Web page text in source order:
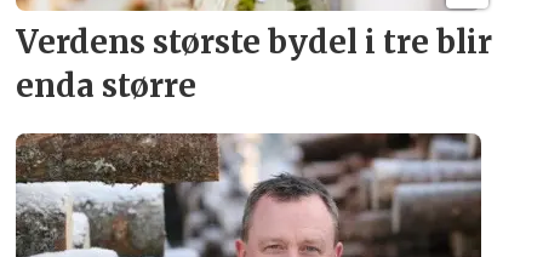
Verdens største bydel i tre blir
enda større